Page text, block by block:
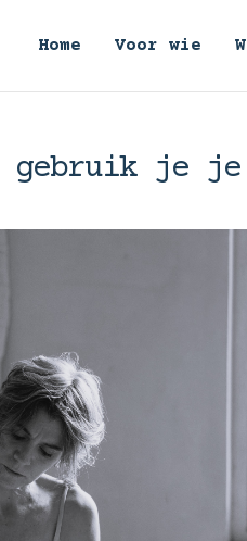
Home Voor wie
gebruik je je